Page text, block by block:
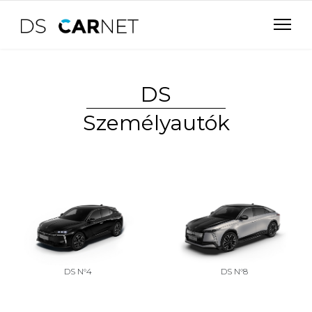
DS
Személyautók
DS N°4 DS N°8